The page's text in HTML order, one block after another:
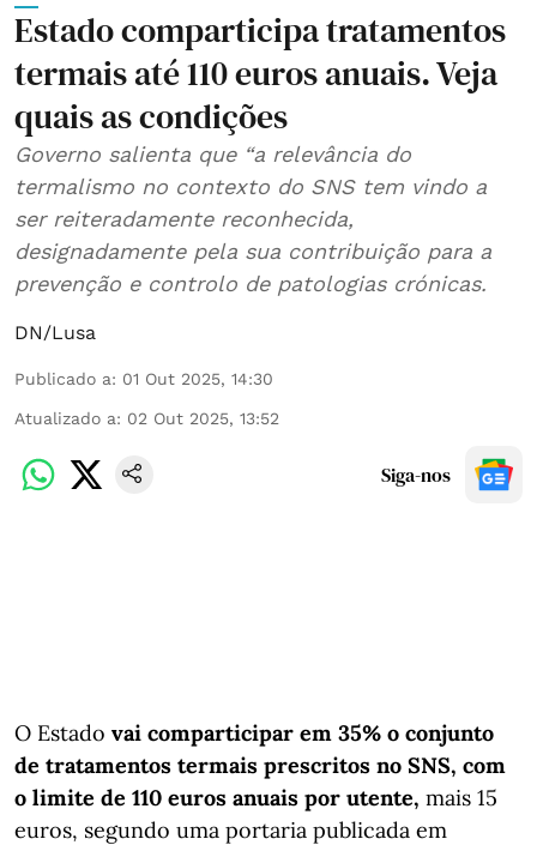
Estado comparticipa tratamentos
termais até 110 euros anuais. Veja
quais as condições
Governo salienta que “a relevância do
termalismo no contexto do SNS tem vindo a
ser reiteradamente reconhecida,
designadamente pela sua contribuição para a
prevenção e controlo de patologias crónicas.
DN/Lusa
Publicado a: 01 Out 2025, 14:30
Atualizado a: 02 Out 2025, 13:52
Siga-nos
O Estado vai comparticipar em 35% o conjunto
de tratamentos termais prescritos no SNS, com
o limite de 110 euros anuais por utente, mais 15
euros, segundo uma portaria publicada em